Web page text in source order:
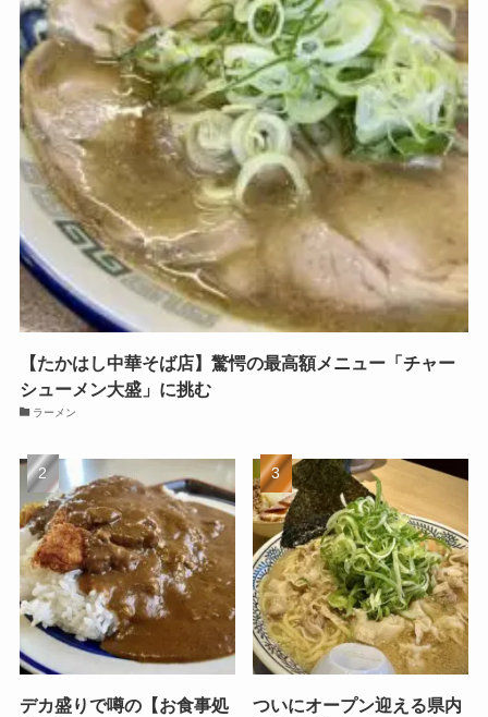
【たかはし中華そば店】驚愕の最高額メニュー「チャー
シューメン大盛」に挑む
ラーメン
デカ盛りで噂の【お食事処
ついにオープン迎える県内